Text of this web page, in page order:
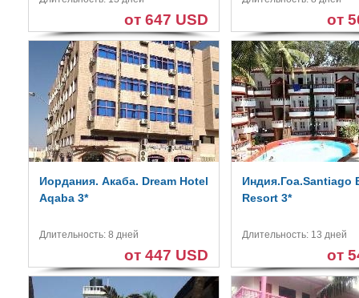
от 647 USD от
Иордания. Акаба. Dream Hotel
Aqaba 3*
Длительность: 8 дней
от 447 USD
Индия.Гоа.Santiago
Resort 3*
Длительность: 13 дней
от